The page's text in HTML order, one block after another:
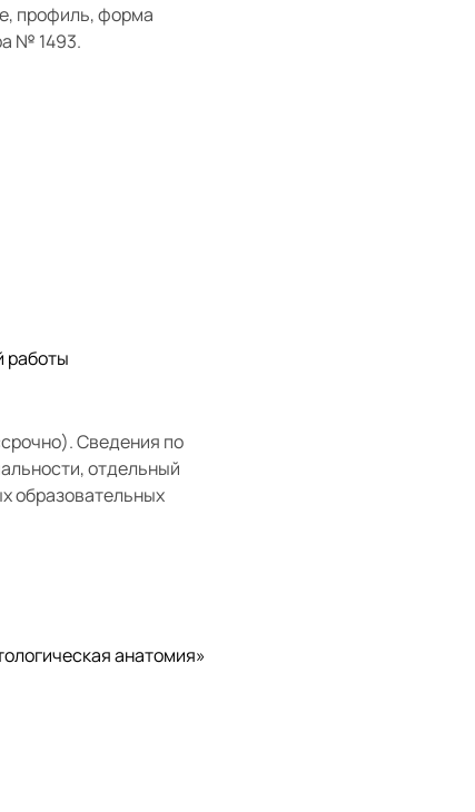
профиль, форма
№ 1493.
работы
Сведения по
отдельный
образовательных
анатомия»